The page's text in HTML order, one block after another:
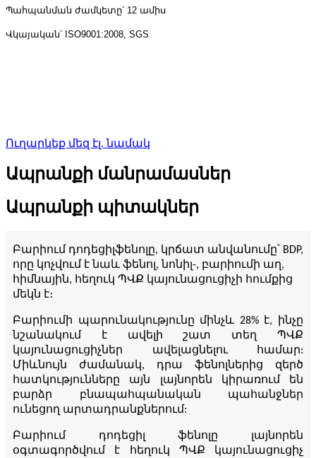
Պահպանման ժամկետը՝ 12 ամիս
Վկայական՝ ISO9001:2008, SGS
Ուղարկեք մեզ էլ. նամակ
Ապրանքի մանրամասներ
Ապրանքի պիտակներ
Բարիում դոդեցիլֆենոլը, կրճատ անվանումը՝ BDP,
որը կոչվում է նաև ֆենոլ, նոնիլ-, բարիումի աղ,
հիմնային, հեղուկ ՊՎՔ կայունացուցիչի հումքից
մեկն է։
Բարիումի պարունակությունը մինչև 28% է, ինչը
նշանակում է ավելի շատ տեղ ՊՎՔ
կայունացուցիչներ ավելացնելու համար:
Միևնույն ժամանակ, դրա ֆենոլներից զերծ
հատկությունները այն լայնորեն կիրառում են
բարձր բնապահպանական պահանջներ
ունեցող արտադրանքներում:
Բարիում դոդեցիլ ֆենոլը լայնորեն
օգտագործվում է հեղուկ ՊՎՔ կայունացուցիչ